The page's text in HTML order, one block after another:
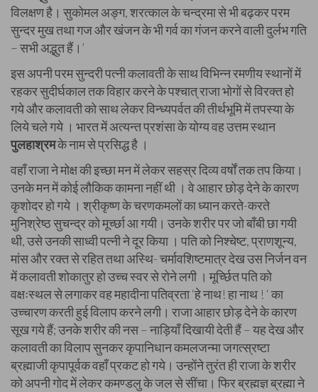
विलक्षण है। सुकोमल अङ्ग, शरत्काल के चन्द्रमा से भी बढ़कर परम
सुन्दर मुख तथा गज और खंजन के भी गर्व का गंजन करने वाली दुर्लभ गति
– सभी अद्भुत हैं।’
इस अपनी परम सुन्दरी पत्नी कलावती के साथ विभिन्न रमणीय स्थानों में
रहकर सुदीर्घकाल तक विहार करने के पश्चात् राजा भोगों से विरक्त हो
गये और कलावती को साथ लेकर विन्ध्यपर्वत की तीर्थभूमि में तपस्या के
लिये चले गये । भारत में अत्यन्त प्रशंसा के योग्य वह उत्तम स्थान
पुलहाश्रमके नाम से प्रसिद्ध है ।
वहाँ राजा ने मोक्ष की इच्छा मन में लेकर सहस्र दिव्य वर्षों तक तप किया।
उनके मन में कोई लौकिक कामना नहीं थी । वे आहार छोड़ देने के कारण
कृशोदर हो गये । श्रीकृष्ण के चरणकमलों का ध्यान करते-करते
मुनिश्रेष्ठ सुचन्द्र को मूर्च्छा आ गयी। उनके शरीर पर जो बाँबी छा गयी
थी, उसे उनकी साध्वी पत्नी ने दूर किया । पति को निश्चेष्ट, प्राणशून्य,
मांस और रक्त से रहित तथा अस्थि- चर्मावशिष्टमात्र देख उस निर्जन वन
में कलावती शोकातुर हो उच्च स्वर से रोने लगी । मूर्च्छित पति को
वक्षःस्थल से लगाकर वह महादीना पतिव्रता ‘हे नाथ! हा नाथ ! ‘ का
उच्चारण करती हुई विलाप करने लगी। राजा आहार छोड़ देने के कारण
सूख गये हैं; उनके शरीर की नस – नाड़ियाँ दिखायी देती हैं – यह देख और
कलावती का विलाप सुनकर कृपानिधान कमलजन्मा जगत्स्रष्टा
ब्रह्माजी कृपापूर्वक वहाँ प्रकट हो गये। उन्होंने तुरंत ही राजा के शरीर
को अपनी गोद में लेकर कमण्डलु के जल से सींचा। फिर ब्रह्मज्ञ ब्रह्मा ने